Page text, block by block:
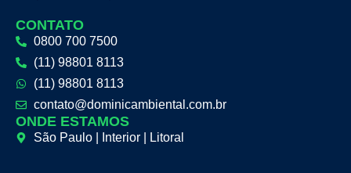
CONTATO
0800 700 7500
(11) 98801 8113
(11) 98801 8113
contato@dominicambiental.com.br
ONDE ESTAMOS
São Paulo | Interior | Litoral